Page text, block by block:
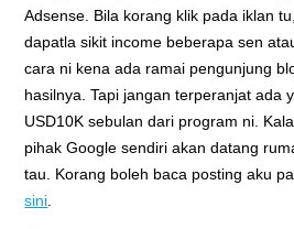
Adsense. Bila korang klik pada iklan
dapatla sikit income beberapa sen
cara ni kena ada ramai pengunjung
hasilnya. Tapi jangan terperanjat ada
USD10K sebulan dari program ni.
pihak Google sendiri akan datang
tau. Korang boleh baca posting aku
sini